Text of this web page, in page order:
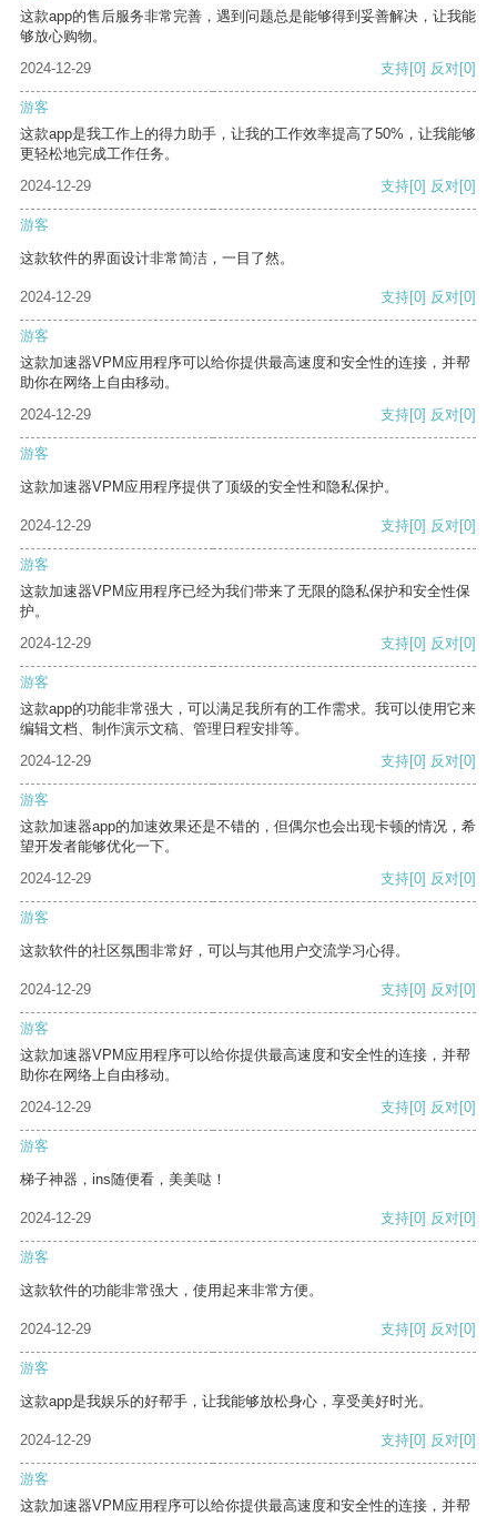
这款app的售后服务非常完善，遇到问题总是能够得到妥善解决，让我能
够放心购物。
2024-12-29
支持[0] 反对[0]
游客
这款app是我工作上的得力助手，让我的工作效率提高了50%，让我能够
更轻松地完成工作任务。
2024-12-29
支持[0] 反对[0]
游客
这款软件的界面设计非常简洁，一目了然。
2024-12-29 支持[0] 反对[0]
游客
这款加速器VPM应用程序可以给你提供最高速度和安全性的连接，并帮
助你在网络上自由移动。
2024-12-29
支持[0] 反对[0]
游客
这款加速器VPM应用程序提供了顶级的安全性和隐私保护。
2024-12-29 支持[0] 反对[0]
游客
这款加速器VPM应用程序已经为我们带来了无限的隐私保护和安全性保
护。
2024-12-29
支持[0] 反对[0]
游客
这款app的功能非常强大，可以满足我所有的工作需求。我可以使用它来
编辑文档、制作演示文稿、管理日程安排等。
2024-12-29
支持[0] 反对[0]
游客
这款加速器app的加速效果还是不错的，但偶尔也会出现卡顿的情况，希
望开发者能够优化一下。
2024-12-29
支持[0] 反对[0]
游客
这款软件的社区氛围非常好，可以与其他用户交流学习心得。
2024-12-29 支持[0] 反对[0]
游客
这款加速器VPM应用程序可以给你提供最高速度和安全性的连接，并帮
助你在网络上自由移动。
2024-12-29
支持[0] 反对[0]
游客
梯子神器，ins随便看，美美哒！
2024-12-29 支持[0] 反对[0]
游客
这款软件的功能非常强大，使用起来非常方便。
2024-12-29 支持[0] 反对[0]
游客
这款app是我娱乐的好帮手，让我能够放松身心，享受美好时光。
2024-12-29 支持[0] 反对[0]
游客
这款加速器VPM应用程序可以给你提供最高速度和安全性的连接，并帮